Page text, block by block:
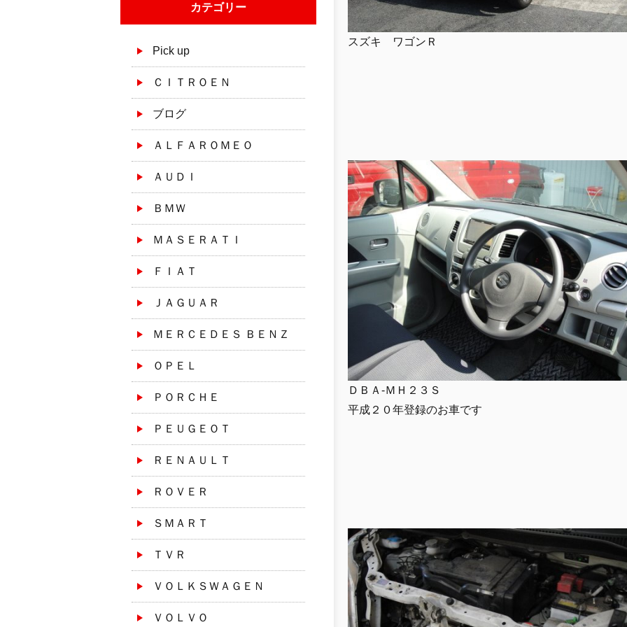
カテゴリー
Pick up
ＣＩＴＲＯＥＮ
ブログ
ＡＬＦＡＲＯＭＥＯ
ＡＵＤＩ
ＢＭＷ
ＭＡＳＥＲＡＴＩ
ＦＩＡＴ
ＪＡＧＵＡＲ
ＭＥＲＣＥＤＥＳ ＢＥＮＺ
ＯＰＥＬ
ＰＯＲＣＨＥ
ＰＥＵＧＥＯＴ
ＲＥＮＡＵＬＴ
ＲＯＶＥＲ
ＳＭＡＲＴ
ＴＶＲ
ＶＯＬＫＳＷＡＧＥＮ
ＶＯＬＶＯ
スズキ ワゴンＲ
ＤＢＡ-ＭＨ２３Ｓ
平成２０年登録のお車です